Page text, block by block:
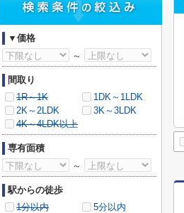
▼価格
～
間取り
1R～1K
1DK～1LDK
2K～2LDK
3K～3LDK
4K～4LDK以上
専有面積
～
駅からの徒歩
1分以内
5分以内